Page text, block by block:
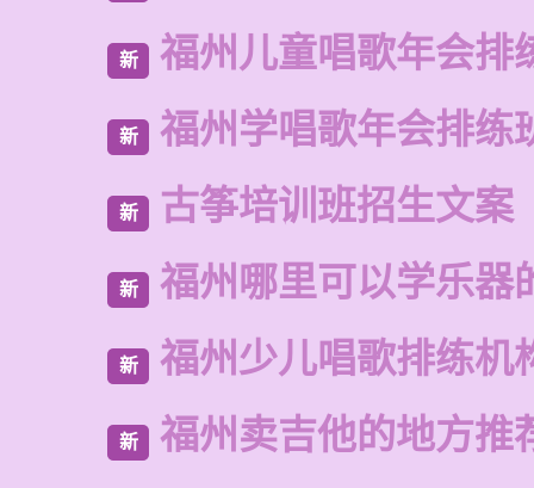
新 福州儿童唱歌年会排
新 福州学唱歌年会排练
新 古筝培训班招生文案
新 福州哪里可以学乐器
新 福州少儿唱歌排练机
新 福州卖吉他的地方推